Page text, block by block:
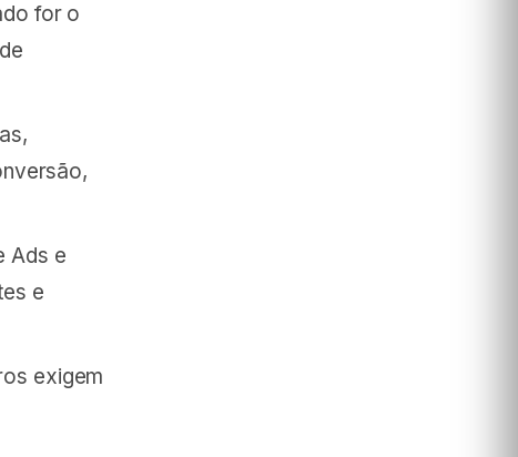
for o
Ads e
e
exigem